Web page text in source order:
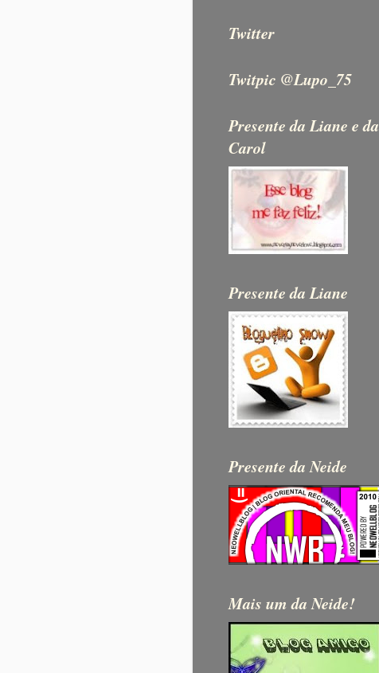
Twitter
Twitpic @Lupo_75
Presente da Liane e da
Carol
Presente da Liane
Presente da Neide
Mais um da Neide!